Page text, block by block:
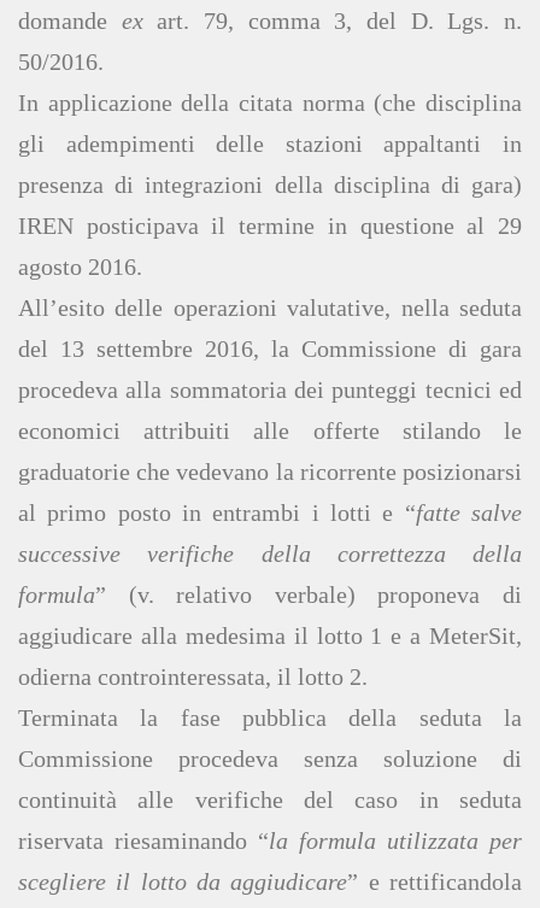
domande exart. 79, comma 3, del D. Lgs. n.
50/2016.
In applicazione della citata norma (che disciplina
gli adempimenti delle stazioni appaltanti in
presenza di integrazioni della disciplina di gara)
IREN posticipava il termine in questione al 29
agosto 2016.
All’esito delle operazioni valutative, nella seduta
del 13 settembre 2016, la Commissione di gara
procedeva alla sommatoria dei punteggi tecnici ed
economici attribuiti alle offerte stilando le
graduatorie che vedevano la ricorrente posizionarsi
al primo posto in entrambi i lotti e “fatte salve
successive verifiche della correttezza della
formula” (v. relativo verbale) proponeva di
aggiudicare alla medesima il lotto 1 e a MeterSit,
odierna controinteressata, il lotto 2.
Terminata la fase pubblica della seduta la
Commissione procedeva senza soluzione di
continuità alle verifiche del caso in seduta
riservata riesaminando “la formula utilizzata per
scegliere il lotto da aggiudicare” e rettificandola